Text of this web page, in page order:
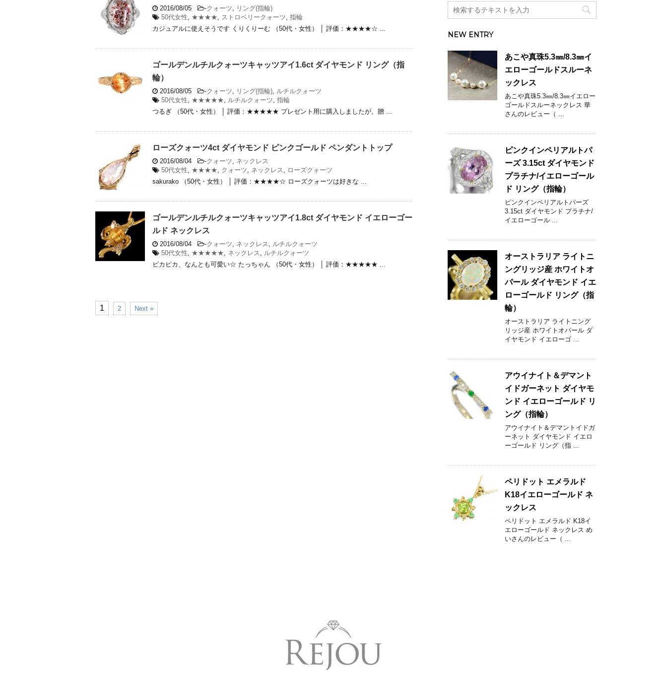
2016/08/05 -クォーツ, リング(指輪)
50代女性, ★★★★, ストロベリークォーツ, 指輪
カジュアルに使えそうです くりくりーむ （50代・女性） │ 評価：★★★★☆ ...
ゴールデンルチルクォーツキャッツアイ1.6ct ダイヤモンド リング（指
輪）
2016/08/05 -クォーツ, リング(指輪), ルチルクォーツ
50代女性, ★★★★★, ルチルクォーツ, 指輪
つるぎ （50代・女性） │ 評価：★★★★★ プレゼント用に購入しましたが、贈 ...
ローズクォーツ4ct ダイヤモンド ピンクゴールド ペンダントトップ
2016/08/04 -クォーツ, ネックレス
50代女性, ★★★★, クォーツ, ネックレス , ローズクォーツ
sakurako （50代・女性） │ 評価：★★★★☆ ローズクォーツは好きな ...
ゴールデンルチルクォーツキャッツアイ1.8ct ダイヤモンド イエローゴー
ルド ネックレス
2016/08/04 -クォーツ, ネックレス , ルチルクォーツ
50代女性, ★★★★★, ネックレス , ルチルクォーツ
ピカピカ、なんとも可愛い☆ たっちゃん （50代・女性） │ 評価：★★★★★ ...
1 2 Next »
NEW ENTRY
あこや真珠5.3㎜/8.3㎜イ
エローゴールドスルーネ
ックレス
あこや真珠5.3㎜/8.3㎜イエロー
ゴールドスルーネックレス 華
さんのレビュー（ ...
ピンクインペリアルトパ
ーズ 3.15ct ダイヤモンド
プラチナ/イエローゴール
ド リング（指輪）
ピンクインペリアルトパーズ
3.15ct ダイヤモンド プラチナ/
イエローゴール ...
オーストラリア ライトニ
ングリッジ産 ホワイトオ
パール ダイヤモンド イエ
ローゴールド リング（指
輪）
オーストラリア ライトニング
リッジ産 ホワイトオパール ダ
イヤモンド イエローゴ ...
アウイナイト＆デマント
イドガーネット ダイヤモ
ンド イエローゴールド リ
ング（指輪）
アウイナイト＆デマントイドガ
ーネット ダイヤモンド イエロ
ーゴールド リング（指 ...
ペリドット エメラルド
K18イエローゴールド ネ
ックレス
ペリドット エメラルド K18イ
エローゴールド ネックレス め
いさんのレビュー（ ...